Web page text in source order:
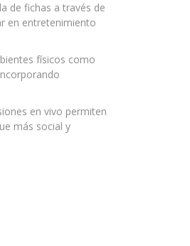
de fichas a través de
en entretenimiento
físicos como
en vivo permiten
más social y